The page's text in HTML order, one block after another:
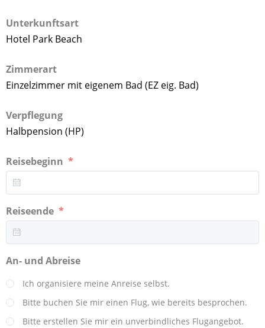
Unterkunftsart
Hotel Park Beach
Zimmerart
Einzelzimmer mit eigenem Bad (EZ eig. Bad)
Verpflegung
Halbpension (HP)
Reisebeginn
Reiseende
An- und Abreise
Ich organisiere meine Anreise selbst.
Bitte buchen Sie mir einen Flug, wie bereits besprochen.
Bitte erstellen Sie mir ein unverbindliches Flugangebot.